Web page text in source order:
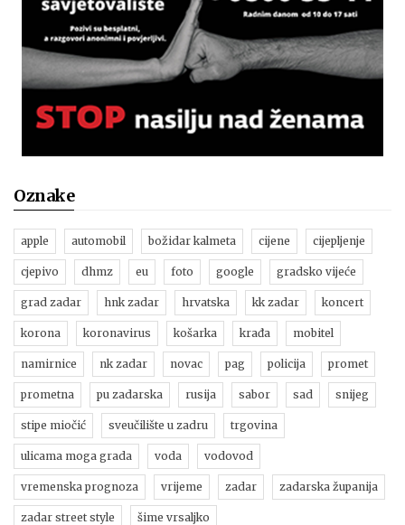
Oznake
apple automobil božidar kalmeta cijene cijepljenje
cjepivo dhmz eu foto google gradsko vijeće
grad zadar hnk zadar hrvatska kk zadar koncert
korona koronavirus košarka krađa mobitel
namirnice nk zadar novac pag policija promet
prometna pu zadarska rusija sabor sad snijeg
stipe miočić sveučilište u zadru trgovina
ulicama moga grada voda vodovod
vremenska prognoza vrijeme zadar zadarska županija
zadar street style šime vrsaljko